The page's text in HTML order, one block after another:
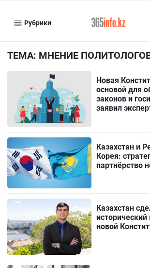
Рубрики
ТЕМА: МНЕНИЕ
Новая
основой для
законов и
заявил
Казахстан и
Корея:
партнёрство
Казахстан
новой